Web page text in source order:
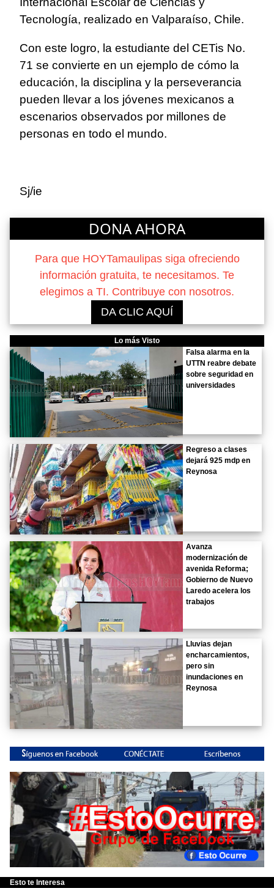
Tecnología, realizado en Valparaíso, Chile.
Con este logro, la estudiante del CETis No.
71 se convierte en un ejemplo de cómo la
educación, la disciplina y la perseverancia
pueden llevar a los jóvenes mexicanos a
escenarios observados por millones de
personas en todo el mundo.
Sj/ie
DONA AHORA
Para que HOYTamaulipas siga ofreciendo
información gratuita, te necesitamos. Te
elegimos a TI. Contribuye con nosotros.
DA CLIC AQUÍ
Lo más Visto
Falsa alarma en la
UTTN reabre debate
sobre seguridad en
universidades
Regreso a clases
dejará 925 mdp en
Reynosa
Avanza
modernización de
avenida Reforma;
Gobierno de Nuevo
Laredo acelera los
trabajos
Lluvias dejan
encharcamientos,
pero sin
inundaciones en
Reynosa
Esto te Interesa